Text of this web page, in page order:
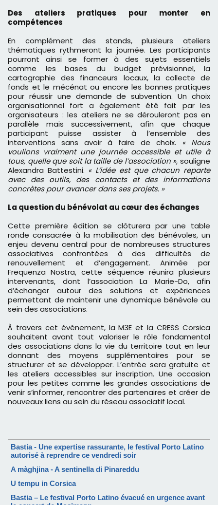
Des ateliers pratiques pour monter en
compétences
En complément des stands, plusieurs ateliers
thématiques rythmeront la journée. Les participants
pourront ainsi se former à des sujets essentiels
comme les bases du budget prévisionnel, la
cartographie des financeurs locaux, la collecte de
fonds et le mécénat ou encore les bonnes pratiques
pour réussir une demande de subvention. Un choix
organisationnel fort a également été fait par les
organisateurs : les ateliers ne se dérouleront pas en
parallèle mais successivement, afin que chaque
participant puisse assister à l’ensemble des
interventions sans avoir à faire de choix. « Nous
voulions vraiment une journée accessible et utile à
tous, quelle que soit la taille de l’association », souligne
Alexandra Battestini. « L’idée est que chacun reparte
avec des outils, des contacts et des informations
concrètes pour avancer dans ses projets. »
La question du bénévolat au cœur des échanges
Cette première édition se clôturera par une table
ronde consacrée à la mobilisation des bénévoles, un
enjeu devenu central pour de nombreuses structures
associatives confrontées à des difficultés de
renouvellement et d’engagement. Animée par
Frequenza Nostra, cette séquence réunira plusieurs
intervenants, dont l’association La Marie-Do, afin
d’échanger autour des solutions et expériences
permettant de maintenir une dynamique bénévole au
sein des associations.
À travers cet événement, la M3E et la CRESS Corsica
souhaitent avant tout valoriser le rôle fondamental
des associations dans la vie du territoire tout en leur
donnant des moyens supplémentaires pour se
structurer et se développer. L’entrée sera gratuite et
les ateliers accessibles sur inscription. Une occasion
pour les petites comme les grandes associations de
venir s’informer, rencontrer des partenaires et créer de
nouveaux liens au sein du réseau associatif local.
Bastia - Une expertise rassurante, le festival Porto Latino
autorisé à reprendre ce vendredi soir
A màghjina - A sentinella di Pinareddu
U tempu in Corsica
Bastia – Le festival Porto Latino évacué en urgence avant